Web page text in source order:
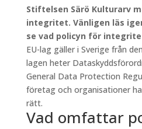
Stiftelsen Särö Kulturarv
integritet. Vänligen läs
se vad policyn för
EU-lag gäller i Sverige från
lagen heter
General Data Protection
företag och organisationer
rätt.
Vad omfattar